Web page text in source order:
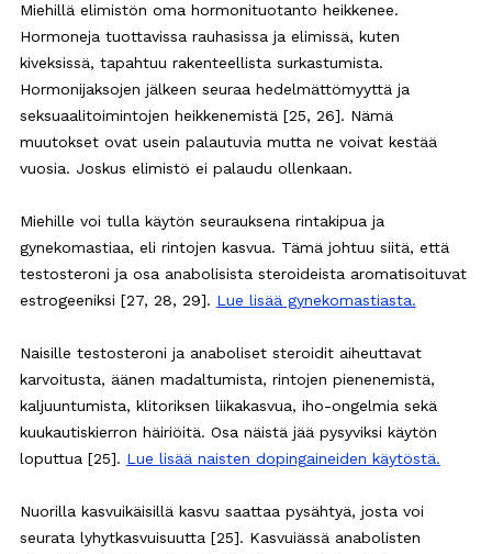
Miehillä elimistön oma hormonituotanto heikkenee.
Hormoneja tuottavissa rauhasissa ja elimissä, kuten
kiveksissä, tapahtuu rakenteellista surkastumista.
Hormonijaksojen jälkeen seuraa hedelmättömyyttä ja
seksuaalitoimintojen heikkenemistä [25, 26]. Nämä
muutokset ovat usein palautuvia mutta ne voivat kestää
vuosia. Joskus elimistö ei palaudu ollenkaan.
Miehille voi tulla käytön seurauksena rintakipua ja
gynekomastiaa, eli rintojen kasvua. Tämä johtuu siitä, että
testosteroni ja osa anabolisista steroideista aromatisoituvat
estrogeeniksi [27, 28, 29]. Lue lisää gynekomastiasta.
Naisille testosteroni ja anaboliset steroidit aiheuttavat
karvoitusta, äänen madaltumista, rintojen pienenemistä,
kaljuuntumista, klitoriksen liikakasvua, iho-ongelmia sekä
kuukautiskierron häiriöitä. Osa näistä jää pysyviksi käytön
loputtua [25]. Lue lisää naisten dopingaineiden käytöstä.
Nuorilla kasvuikäisillä kasvu saattaa pysähtyä, josta voi
seurata lyhytkasvuisuutta [25]. Kasvuiässä anabolisten